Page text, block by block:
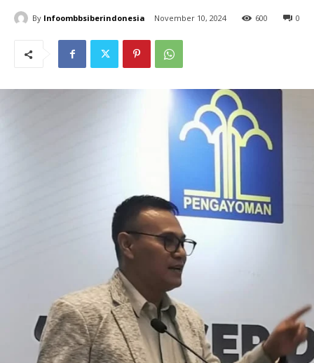
By Infoombbsiberindonesia November 10, 2024 0
600